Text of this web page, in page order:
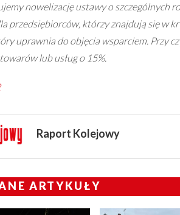
nowelizację ustawy o szczególnych
przedsiębiorców, którzy znajdują się w
uprawnia do objęcia wsparciem. Przy
lub usług o 15%.
Raport Kolejowy
ARTYKUŁY